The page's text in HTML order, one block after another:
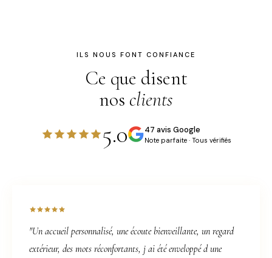
ILS NOUS FONT CONFIANCE
Ce que disent
nos clients
5.0 47 avis Google
Note parfaite · Tous vérifiés
"Un accueil personnalisé, une écoute bienveillante, un regard
extérieur, des mots réconfortants, j ai été enveloppé d une